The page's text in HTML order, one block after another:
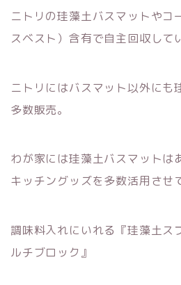
ニトリの珪藻土バスマットやコ
スベスト）含有で自主回収して
ニトリにはバスマット以外にも
多数販売。
わが家には珪藻土バスマットは
キッチングッズを多数活用させ
調味料入れにいれる『珪藻土ス
ルチブロック』